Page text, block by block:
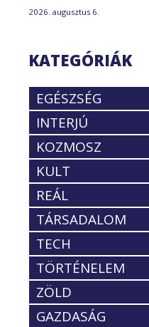
2026. augusztus 6.
KATEGÓRIÁK
EGÉSZSÉG
INTERJÚ
KOZMOSZ
KULT
REÁL
TÁRSADALOM
TECH
TÖRTÉNELEM
ZÖLD
GAZDASÁG